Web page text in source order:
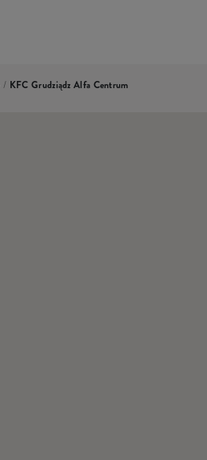
/ KFC Grudziądz Alfa Centrum